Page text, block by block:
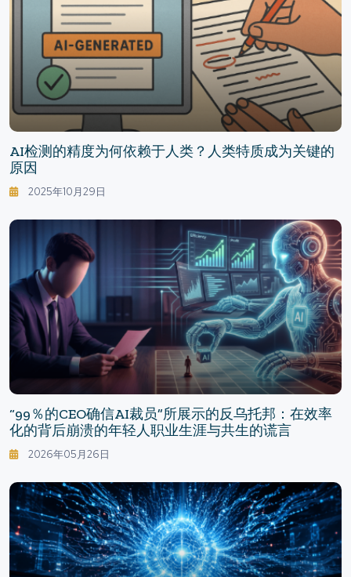
AI检测的精度为何依赖于人类？人类特质成为关键的
原因
2025年10月29日
“99％的CEO确信AI裁员”所展示的反乌托邦：在效率
化的背后崩溃的年轻人职业生涯与共生的谎言
2026年05月26日